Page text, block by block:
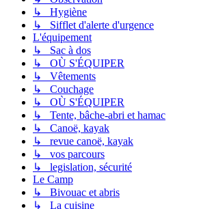
↳ Hygiène
↳ Sifflet d'alerte d'urgence
L'équipement
↳ Sac à dos
↳ OÙ S'ÉQUIPER
↳ Vêtements
↳ Couchage
↳ OÙ S'ÉQUIPER
↳ Tente, bâche-abri et hamac
↳ Canoë, kayak
↳ revue canoë, kayak
↳ vos parcours
↳ legislation, sécurité
Le Camp
↳ Bivouac et abris
↳ La cuisine